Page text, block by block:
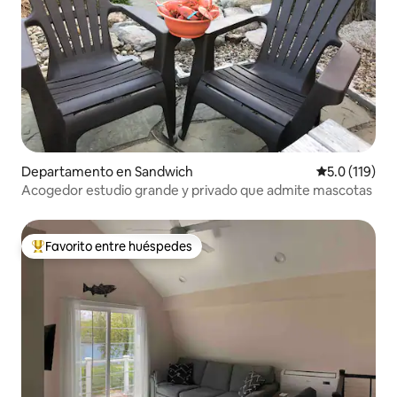
Departamento en Sandwich Calificación
5.0 (119)
Acogedor estudio grande y privado que admite mascotas
De los mejores en Favorito entre huéspedes
Favorito entre huéspedes